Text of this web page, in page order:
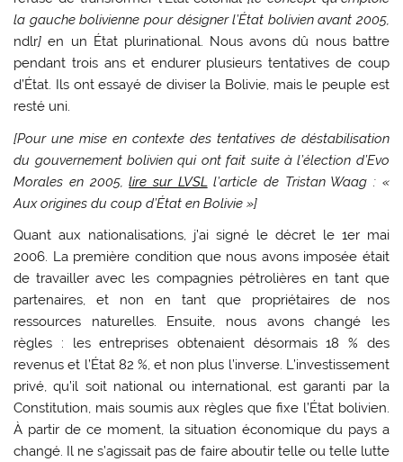
la gauche bolivienne pour désigner l’État bolivien avant 2005,
ndlr] en un État plurinational. Nous avons dû nous battre
pendant trois ans et endurer plusieurs tentatives de coup
d’État. Ils ont essayé de diviser la Bolivie, mais le peuple est
resté uni.
[Pour une mise en contexte des tentatives de déstabilisation
du gouvernement bolivien qui ont fait suite à l’élection d’Evo
Morales en 2005,lire sur LVSL l’article de Tristan Waag : «
Aux origines du coup d’État en Bolivie »]
Quant aux nationalisations, j’ai signé le décret le 1er mai
2006. La première condition que nous avons imposée était
de travailler avec les compagnies pétrolières en tant que
partenaires, et non en tant que propriétaires de nos
ressources naturelles. Ensuite, nous avons changé les
règles : les entreprises obtenaient désormais 18 % des
revenus et l’État 82 %, et non plus l’inverse. L’investissement
privé, qu’il soit national ou international, est garanti par la
Constitution, mais soumis aux règles que fixe l’État bolivien.
À partir de ce moment, la situation économique du pays a
changé. Il ne s’agissait pas de faire aboutir telle ou telle lutte